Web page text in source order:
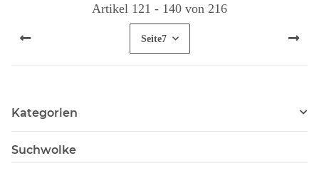
Artikel 121 - 140 von 216
Seite7
Kategorien
Suchwolke